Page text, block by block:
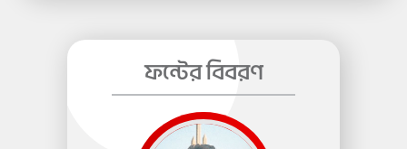
ফন্টের বিবরণ